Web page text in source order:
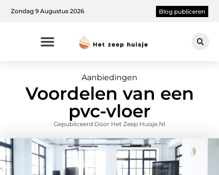
Zondag 9 Augustus 2026 Blog publiceren
Aanbiedingen
Voordelen van een
pvc-vloer
Gepubliceerd Door Het Zeep Huisje.nl